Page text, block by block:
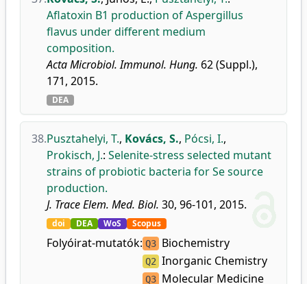
Aflatoxin B1 production of Aspergillus
flavus under different medium
composition.
Acta Microbiol. Immunol. Hung. 62 (Suppl.),
171, 2015.
DEA
38.Pusztahelyi, T., Kovács, S., Pócsi, I.,
Prokisch, J.: Selenite-stress selected mutant
strains of probiotic bacteria for Se source
production.
J. Trace Elem. Med. Biol. 30, 96-101, 2015.
doi DEA WoS Scopus
Folyóirat-mutatók: Q3 Biochemistry
Q2 Inorganic Chemistry
Q3 Molecular Medicine